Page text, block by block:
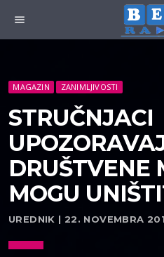
menu
MAGAZIN ZANIMLJIVOSTI
STRUČNJACI
DRUŠTVENE
MOGU
UREDNIK | 22. NOVEMBRA